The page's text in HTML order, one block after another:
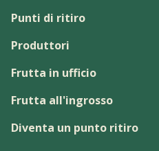
Punti di ritiro
Produttori
Frutta in ufficio
Frutta all'ingrosso
Diventa un punto ritiro